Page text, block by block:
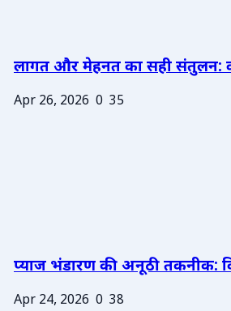
लागत और मेहनत का सही संतुलन:
Apr 26, 2026 0 35
प्याज भंडारण की अनूठी तकनीक:
Apr 24, 2026 0 38